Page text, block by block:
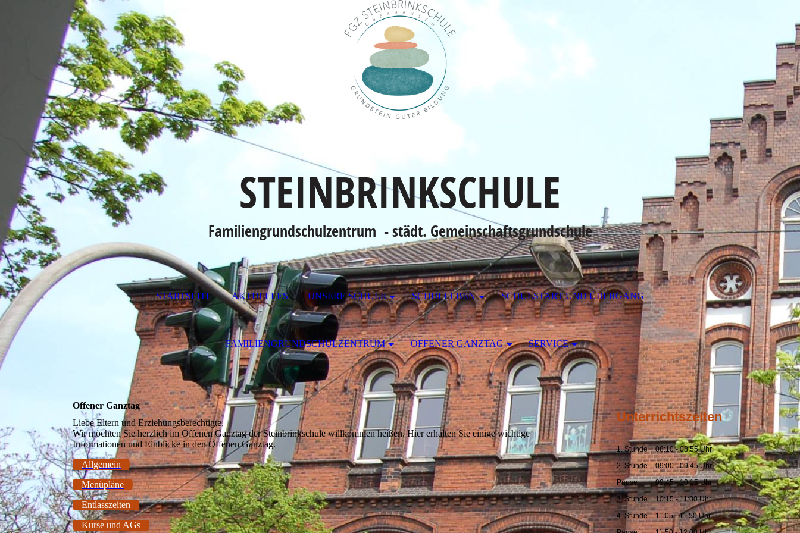
STEINBRINKSCHULE
Familiengrundschulzentrum - städt. Gemeinschaftsgrundschule
STARTSEITE AKTUELLES UNSERE SCHULE SCHULLEBEN SCHULSTART UND ÜBERGANG
FAMILIENGRUNDSCHULZENTRUM OFFENER GANZTAG SERVICE
Offener Ganztag
Liebe Eltern und Erziehungsberechtigte,
Wir möchten Sie herzlich im Offenen Ganztag der Steinbrinkschule willkommen heißen. Hier erhalten Sie einige wichtige
Informationen und Einblicke in den Offenen Ganztag.
Allgemein
Menüpläne
Entlasszeiten
Kurse und AGs
Unterrichtszeiten
1. Stunde
08:10 - 08:55 Uhr
2. Stunde
09:00 - 09:45 Uhr
Pause
09:45 - 10:15 Uhr
3. Stunde
10:15 - 11:00 Uhr
4. Stunde
11:05 - 11:50 Uhr